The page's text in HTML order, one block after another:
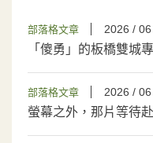
部落格文章 2026 /
「傻勇」的板橋雙城
部落格文章 2026 /
螢幕之外，那片等待
濕地夏日賞燕季就要